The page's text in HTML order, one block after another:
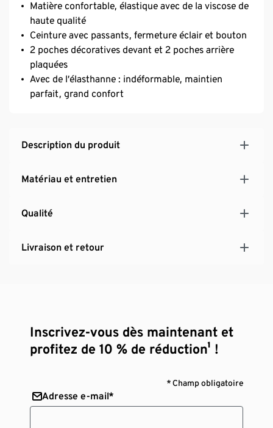
Matière confortable, élastique avec de la viscose de
haute qualité
Ceinture avec passants, fermeture éclair et bouton
2 poches décoratives devant et 2 poches arrière
plaquées
Avec de l’élasthanne : indéformable, maintien
parfait, grand confort
Description du produit
Matériau et entretien
Qualité
Livraison et retour
Inscrivez-vous dès maintenant et
profitez de 10 % de réduction¹ !
* Champ obligatoire
Adresse e-mail*